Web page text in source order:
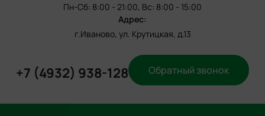
Пн-Сб: 8:00 - 21:00, Вс: 8:00 - 15:00
Адрес:
г.Иваново, ул. Крутицкая, д.13
+7 (4932) 938-128 Обратный звонок